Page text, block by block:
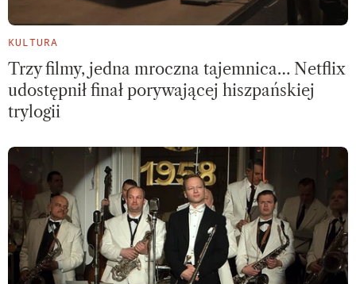
KULTURA
Trzy filmy, jedna mroczna tajemnica… Netflix
udostępnił finał porywającej hiszpańskiej
trylogii